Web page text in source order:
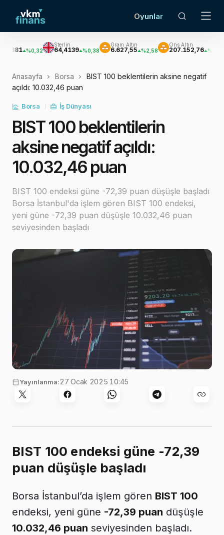
Oyunlar
%0,32
Sterlin
64,4139 %0,38
Gram Altın
6.627,55 %2,58
Ons Altın
207.152,76 %2,62
Anasayfa Borsa
BIST 100 beklentilerin aksine negatif
açıldı: 10.032,46 puan
Borsa İş Dünyası
BIST 100 beklentilerin
aksine negatif açıldı:
10.032,46 puan
BIST 100 endeksi güne -72,39 puan düşüşle başladı
Borsa İstanbul'da işlem gören BIST 100 endeksi,
yeni güne -72,39 puan düşüşle 10.032,46 puan
seviyesinden başladı
Görsel: Nick Chong,
Yayınlanma:27 Ocak 2025 10:45
BIST 100 endeksi güne -72,39
puan düşüşle başladı
Borsa İstanbul’da işlem gören BIST 100
endeksi, yeni güne -72,39 puan düşüşle
10.032,46 puan seviyesinden başladı.